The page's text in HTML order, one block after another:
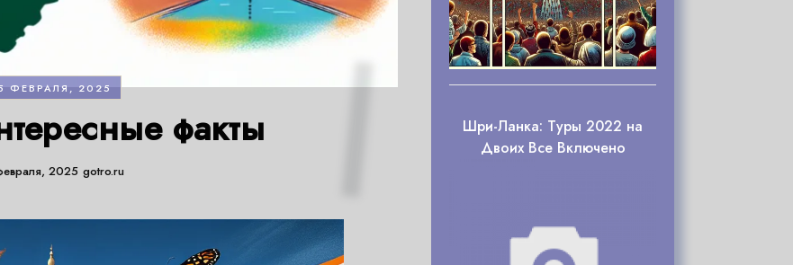
ФЕВРАЛЯ, 2025
факты
2025 gotro.ru
Шри-Ланка: Туры 2022 на
Двоих Все Включено